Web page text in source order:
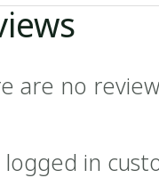
are no
in